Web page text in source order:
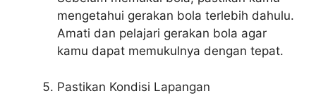
mengetahui gerakan bola terlebih dahulu.
Amati dan pelajari gerakan bola agar
kamu dapat memukulnya dengan tepat.
Pastikan Kondisi Lapangan